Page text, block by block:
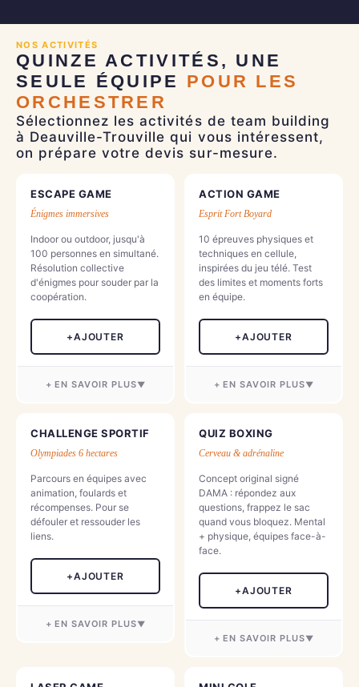
NOS ACTIVITÉS
QUINZE ACTIVITÉS, UNE
SEULE ÉQUIPE POUR LES
ORCHESTRER
Sélectionnez les activités de team building
à Deauville-Trouville qui vous intéressent,
on prépare votre devis sur-mesure.
ESCAPE GAME
Énigmes immersives
Indoor ou outdoor, jusqu'à
100 personnes en simultané.
Résolution collective
d'énigmes pour souder par la
coopération.
+AJOUTER
+ EN SAVOIR PLUS▼
Défier ses
collaborateurs dans
indoor ou outdoor
Que diriez-vous d'offrir
une session de jeu 100%
Qu'il s'agisse d'un
ACTION GAME
Esprit Fort Boyard
10 épreuves physiques et
techniques en cellule,
inspirées du jeu télé. Test
des limites et moments forts
en équipe.
+AJOUTER
+ EN SAVOIR PLUS▼
Renforcer l'esprit
d'équipe avec
Inspirée du jeu télévisé «
Fort Boyard », l'action
game est un jeu à la fois
physique, technique et
est le suivant : vos
collaborateurs seront
prison et auront pour
€€
CHALLENGE SPORTIF
Olympiades 6 hectares
Parcours en équipes avec
animation, foulards et
récompenses. Pour se
défouler et ressouder les
liens.
+AJOUTER
+ EN SAVOIR PLUS▼
QUIZ BOXING
Cerveau & adrénaline
Concept original signé
DAMA : répondez aux
questions, frappez le sac
quand vous bloquez. Mental
+ physique, équipes face-à-
face.
+AJOUTER
+ EN SAVOIR PLUS▼
Combiner réflexion